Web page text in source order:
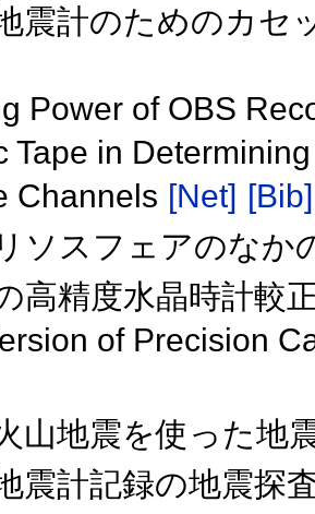
震計のためのカセ
Power of OBS
Tape in
Channels [Net] [Bib]
ソスフェアのなか
高精度水晶時計較
of Precision
山地震を使った地
震計記録の地震探